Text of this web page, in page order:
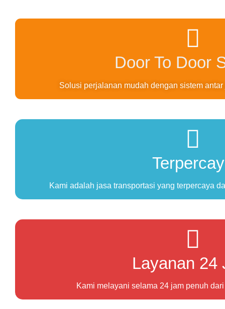
Door To Door
Solusi perjalanan mudah dengan sistem
Kami adalah jasa transportasi yang terpercaya
Layanan 24
Kami melayani selama 24 jam penuh